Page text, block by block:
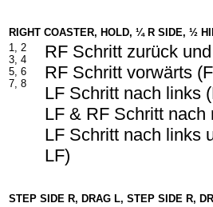
RIGHT COASTER, HOLD, ¼ R SIDE, ½
1, 2
3, 4
5, 6
7, 8
RF Schritt zurück
RF Schritt vorwärts
LF Schritt nach links
LF & RF Schritt nach
LF Schritt nach links
LF)
STEP SIDE R, DRAG L, STEP SIDE R,